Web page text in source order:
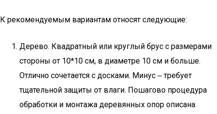
К рекомендуемым вариантам относят следующие:
Дерево. Квадратный или круглый брус с размерами
стороны от 10*10 см, в диаметре 10 см и больше.
Отлично сочетается с досками. Минус ‒ требует
тщательной защиты от влаги. Пошагово процедура
обработки и монтажа деревянных опор описана